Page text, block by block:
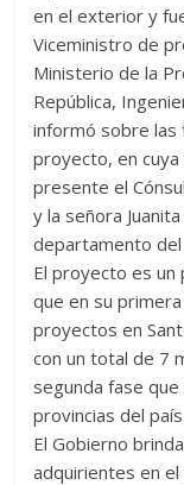
en el exterior y
Viceministro de
Ministerio de la
República,
informó sobre las
proyecto, en
presente el
y la señora
departamento del
El proyecto es un
que en su
proyectos en
con un total de 7
segunda fase
provincias del país.
El Gobierno
adquirientes en el